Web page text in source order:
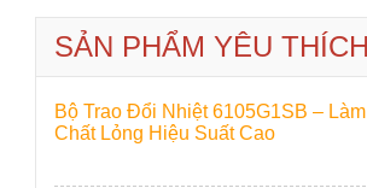
SẢN PHẨM YÊU THÍCH
Bộ Trao Đổi Nhiệt 6105G1SB –
Chất Lỏng Hiệu Suất Cao